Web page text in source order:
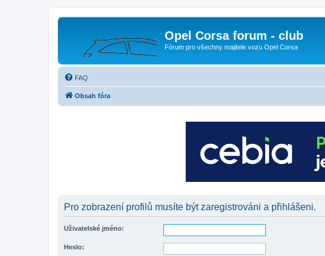
Opel Corsa forum - club
Fórum pro všechny majitele vozu Opel Corsa
FAQ
Obsah fóra
Pro zobrazení profilů musíte být zaregistrováni a přihlášeni.
Uživatelské jméno:
Heslo: